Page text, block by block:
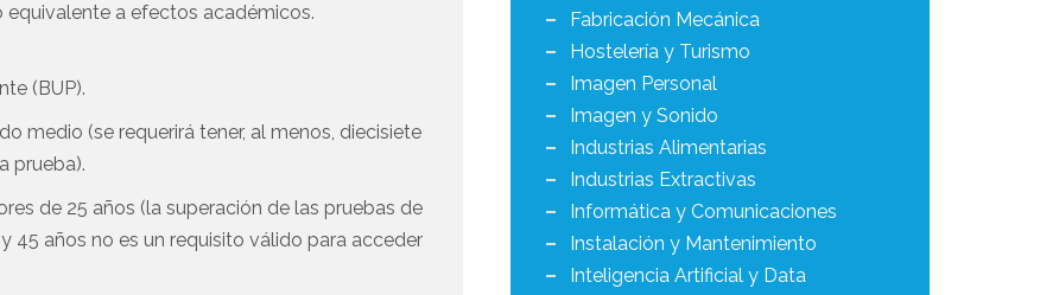
a efectos académicos.
(BUP).
medio (se requerirá tener, al menos, diecisiete
prueba).
de 25 años (la superación de las pruebas de
45 años no es un requisito válido para acceder
Fabricación Mecánica
Hostelería y Turismo
Imagen Personal
Imagen y Sonido
Industrias Alimentarias
Industrias Extractivas
Informática y Comunicaciones
Instalación y Mantenimiento
Inteligencia Artificial y Data